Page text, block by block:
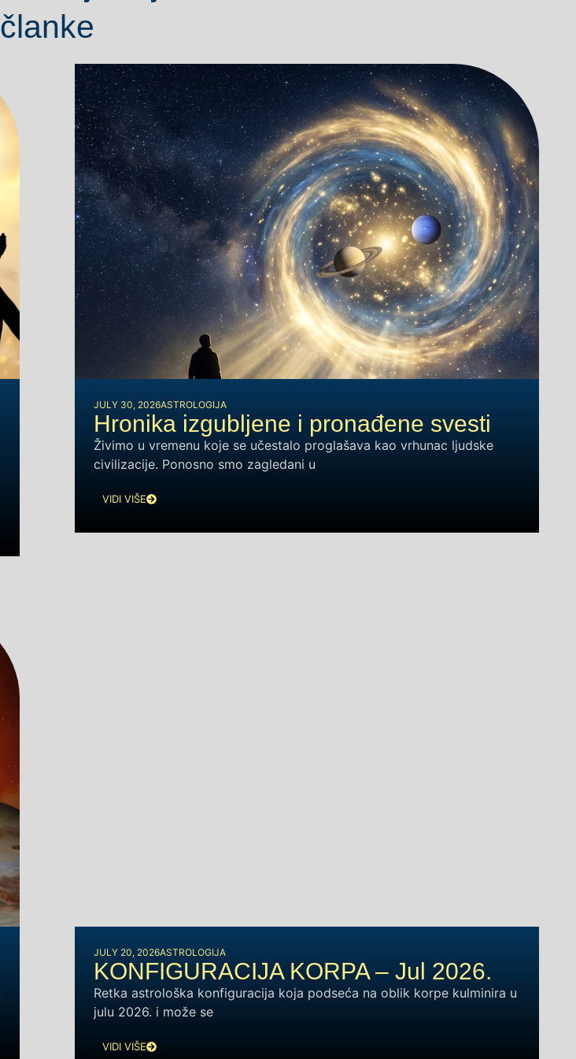
članke
JULY 30, 2026ASTROLOGIJA
Hronika izgubljene i pronađene svesti
Živimo u vremenu koje se učestalo proglašava kao vrhunac ljudske
civilizacije. Ponosno smo zagledani u
VIDI VIŠE
JULY 20, 2026ASTROLOGIJA
KONFIGURACIJA KORPA – Jul 2026.
Retka astrološka konfiguracija koja podseća na oblik korpe kulminira u
julu 2026. i može se
VIDI VIŠE